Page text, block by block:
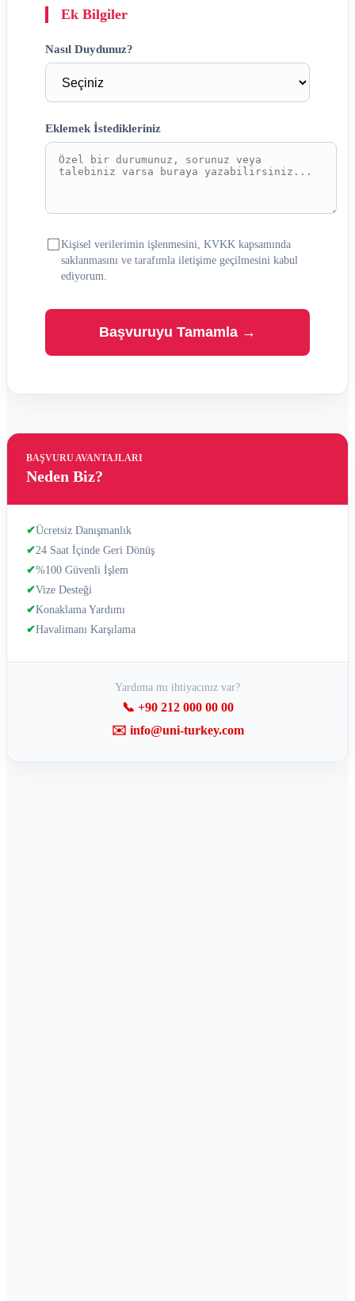
BAŞVURU AVANTAJLARI
Neden Biz?
✔Ücretsiz Danışmanlık
✔24 Saat İçinde Geri Dönüş
✔%100 Güvenli İşlem
✔Vize Desteği
✔Konaklama Yardımı
✔Havalimanı Karşılama
Yardıma mı ihtiyacınız var?
📞 +90 212 000 00 00
✉️ info@uni-turkey.com
Ek Bilgiler
Nasıl Duydunuz?
Eklemek İstedikleriniz
Kişisel verilerimin işlenmesini, KVKK kapsamında
saklanmasını ve tarafımla iletişime geçilmesini kabul
ediyorum.
Başvuruyu Tamamla →